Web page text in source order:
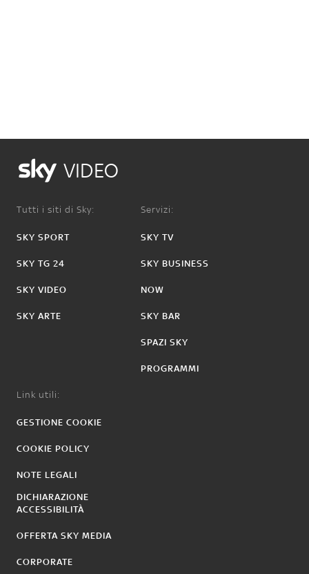
VIDEO
Tutti i siti di Sky:
SKY SPORT
SKY TG 24
SKY VIDEO
SKY ARTE
Servizi:
SKY TV
SKY BUSINESS
NOW
SKY BAR
SPAZI SKY
PROGRAMMI
Link utili:
GESTIONE COOKIE
COOKIE POLICY
NOTE LEGALI
DICHIARAZIONE
ACCESSIBILITÀ
OFFERTA SKY MEDIA
CORPORATE